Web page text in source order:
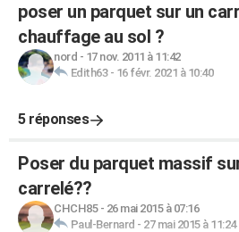
poser un parquet sur un
chauffage au sol ?
nord - 17 nov. 2011 à 11:42
Edith63- 16 févr. 2021 à 10:40
5 réponses
Poser du parquet massif
carrelé??
CHCH85- 26 mai 2015 à 07:16
Paul-Bernard - 27 mai 2015 à 11:24